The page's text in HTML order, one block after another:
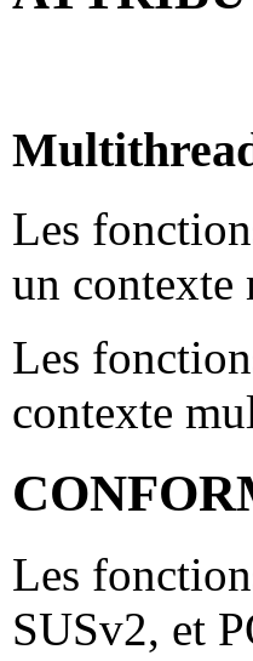
Les
un contexte
Les
contexte
Les
SUSv2, et